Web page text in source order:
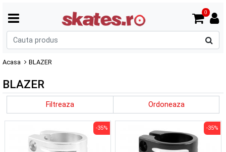
0
Acasa BLAZER
BLAZER
Filtreaza Ordoneaza
-35% -35%